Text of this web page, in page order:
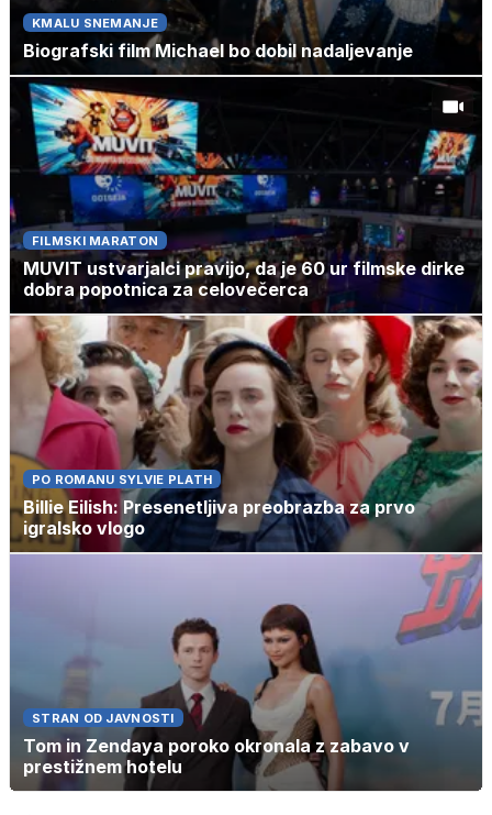
KMALU SNEMANJE
Biografski film Michael bo dobil nadaljevanje
FILMSKI MARATON
MUVIT ustvarjalci pravijo, da je 60 ur filmske dirke
dobra popotnica za celovečerca
PO ROMANU SYLVIE PLATH
Billie Eilish: Presenetljiva preobrazba za prvo
igralsko vlogo
STRAN OD JAVNOSTI
Tom in Zendaya poroko okronala z zabavo v
prestižnem hotelu